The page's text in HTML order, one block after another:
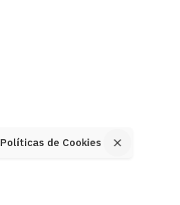
Políticas de Cookies